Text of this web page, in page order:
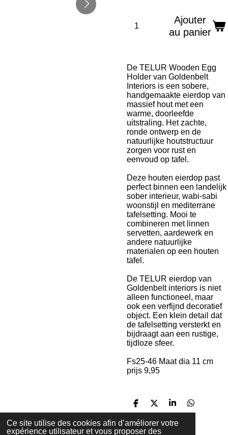
Ce site utilise des cookies afin d’améliorer votre
expérience utilisateur et vous proposer des
Ajouter
au panier
De TELUR Wooden Egg
Holder van Goldenbelt
Interiors is een sobere,
handgemaakte eierdop van
massief hout met een
warme, doorleefde
uitstraling. Het zachte,
ronde ontwerp en de
natuurlijke houtstructuur
zorgen voor rust en
eenvoud op tafel.
Deze houten eierdop past
perfect binnen een landelijk
sober interieur, wabi-sabi
woonstijl en mediterrane
tafelsetting. Mooi te
combineren met linnen
servetten, aardewerk en
andere natuurlijke
materialen op een houten
tafel.
De TELUR eierdop van
Goldenbelt interiors is niet
alleen functioneel, maar
ook een verfijnd decoratief
object. Een klein detail dat
de tafelsetting versterkt en
bijdraagt aan een rustige,
tijdloze sfeer.
Fs25-46 Maat dia 11 cm
prijs 9,95
P
a
r
t
P
a
r
t
P
a
r
P
a